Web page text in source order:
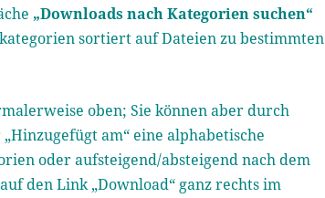
„Downloads nach Kategorien suchen“
sortiert auf Dateien zu bestimmten
oben; Sie können aber durch
am“ eine alphabetische
oder aufsteigend/absteigend nach dem
den Link „Download“ ganz rechts im